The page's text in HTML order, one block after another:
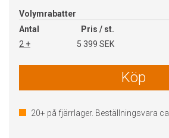
Volymrabatter
Antal
Pris / st.
2 +
5 399 SEK
Köp
20+ på fjärrlager. Beställningsvara ca.